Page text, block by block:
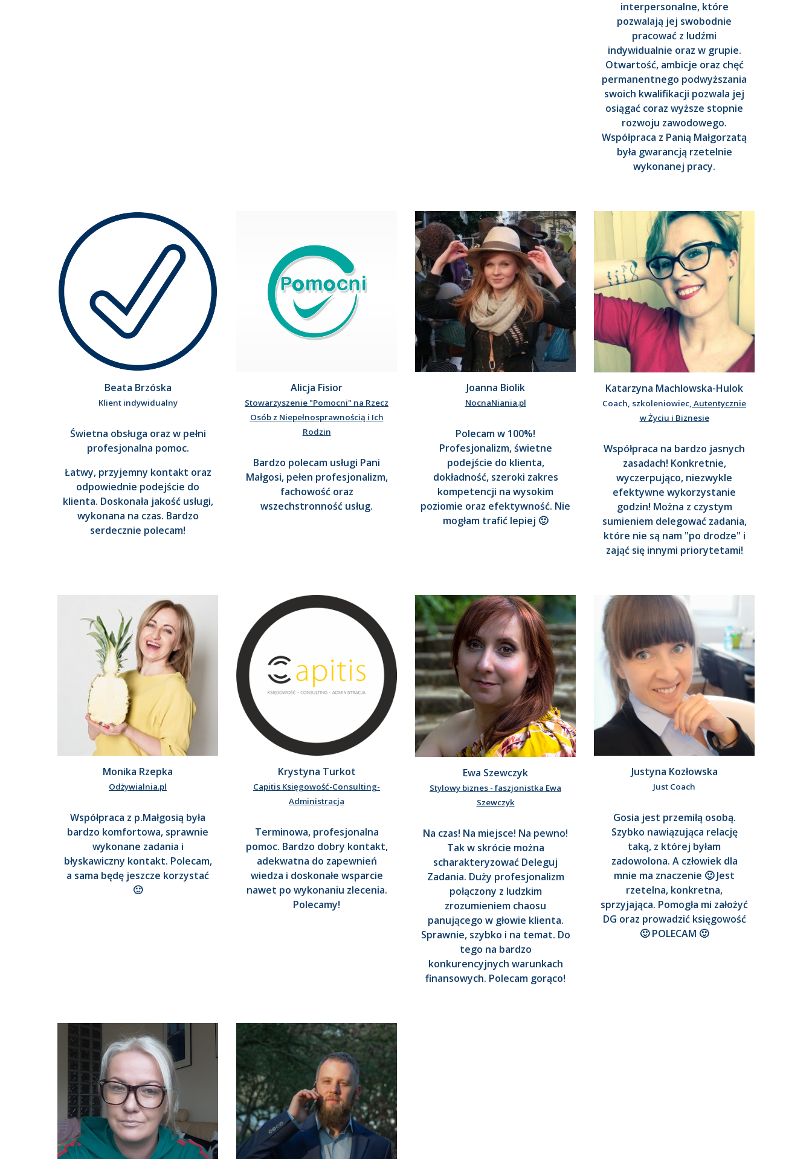
interpersonalne, które
pozwalają jej swobodnie
pracować z ludźmi
indywidualnie oraz w grupie.
Otwartość, ambicje oraz chęć
permanentnego podwyższania
swoich kwalifikacji pozwala jej
osiągać coraz wyższe stopnie
rozwoju zawodowego.
Współpraca z Panią Małgorzatą
była gwarancją rzetelnie
wykonanej pracy.
Beata Brzóska
Klient indywidualny
Świetna obsługa oraz w pełni
profesjonalna pomoc.
Łatwy, przyjemny kontakt oraz
odpowiednie podejście do
klienta. Doskonała jakość usługi,
wykonana na czas. Bardzo
serdecznie polecam!
Alicja Fisior
Stowarzyszenie "Pomocni" na Rzecz
Osób z Niepełnosprawnością i Ich
Rodzin
Bardzo polecam usługi Pani
Małgosi, pełen profesjonalizm,
fachowość oraz
wszechstronność usług.
Joanna Biolik
NocnaNiania.pl
Polecam w 100%!
Profesjonalizm, świetne
podejście do klienta,
dokładność, szeroki zakres
kompetencji na wysokim
poziomie oraz efektywność. Nie
mogłam trafić lepiej 🙂
Katarzyna Machlowska-Hulok
Coach, szkoleniowiec, Autentycznie
w Życiu i Biznesie
Współpraca na bardzo jasnych
zasadach! Konkretnie,
wyczerpująco, niezwykle
efektywne wykorzystanie
godzin! Można z czystym
sumieniem delegować zadania,
które nie są nam "po drodze" i
zająć się innymi priorytetami!
Monika Rzepka
Odżywialnia.pl
Współpraca z p.Małgosią była
bardzo komfortowa, sprawnie
wykonane zadania i
błyskawiczny kontakt. Polecam,
a sama będę jeszcze korzystać
🙂
Krystyna Turkot
Capitis Księgowość-Consulting-
Administracja
Terminowa, profesjonalna
pomoc. Bardzo dobry kontakt,
adekwatna do zapewnień
wiedza i doskonałe wsparcie
nawet po wykonaniu zlecenia.
Polecamy!
Ewa Szewczyk
Stylowy biznes - faszjonistka Ewa
Szewczyk
Na czas! Na miejsce! Na pewno!
Tak w skrócie można
scharakteryzować Deleguj
Zadania. Duży profesjonalizm
połączony z ludzkim
zrozumieniem chaosu
panującego w głowie klienta.
Sprawnie, szybko i na temat. Do
tego na bardzo
konkurencyjnych warunkach
finansowych. Polecam gorąco!
Justyna Kozłowska
Just Coach
Gosia jest przemiłą osobą.
Szybko nawiązująca relację
taką, z której byłam
zadowolona. A człowiek dla
mnie ma znaczenie 🙂 Jest
rzetelna, konkretna,
sprzyjająca. Pomogła mi założyć
DG oraz prowadzić księgowość
🙂 POLECAM 🙂